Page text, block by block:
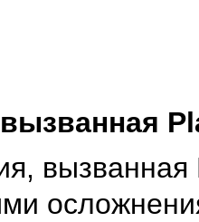
вызванная